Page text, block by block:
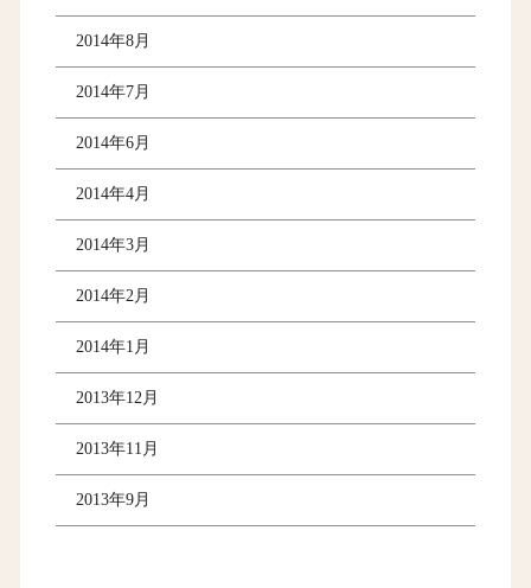
2014年8月
2014年7月
2014年6月
2014年4月
2014年3月
2014年2月
2014年1月
2013年12月
2013年11月
2013年9月